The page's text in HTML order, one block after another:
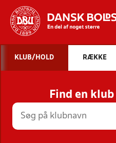
STILLINGER,
KLUB/HOLD RÆKKE
Find en